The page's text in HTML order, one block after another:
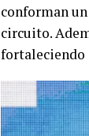
conforman
circuito.
fortaleciendo